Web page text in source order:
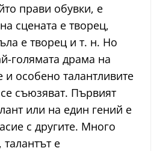
прави обувки, е
сцената е творец,
е творец и т. н. Но
голямата драма на
и особено талантливите
съюзяват. Първият
или на един гений е
с другите. Много
е